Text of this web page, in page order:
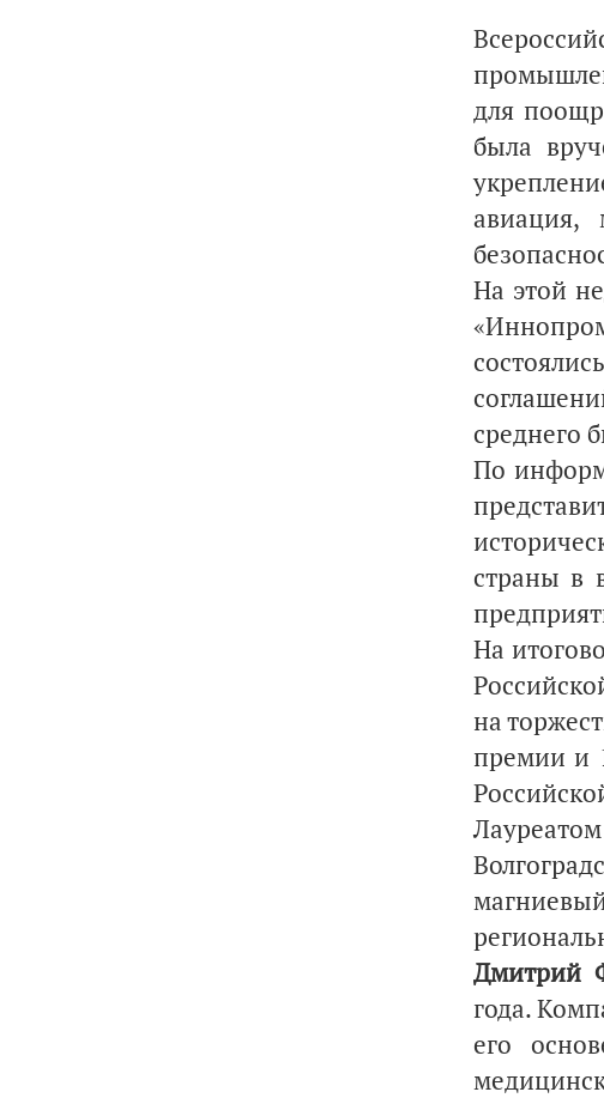
для
была
авиация,
На этой
среднего
По
страны в
На
на
премии и
Дмитрий
года.
его